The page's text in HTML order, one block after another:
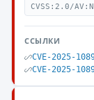
CVSS:2.0/
ССЫЛКИ
CVE-2025-
CVE-2025-